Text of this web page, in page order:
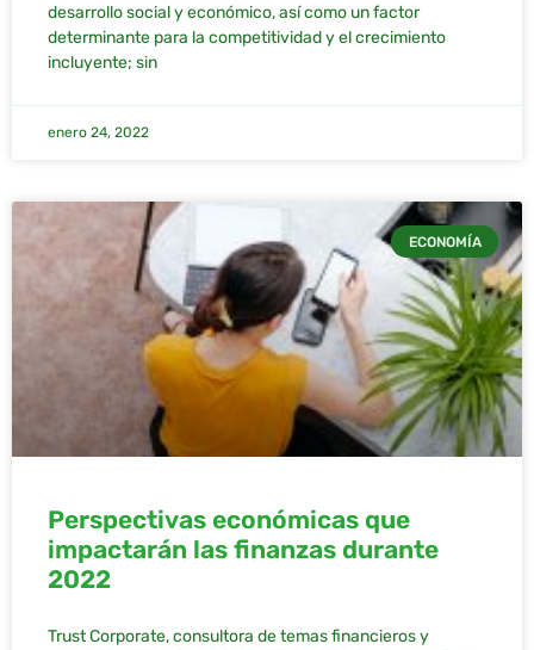
desarrollo social y económico, así como un factor
determinante para la competitividad y el crecimiento
incluyente; sin
enero 24, 2022
ECONOMÍA
Perspectivas económicas que
impactarán las finanzas durante
2022
Trust Corporate, consultora de temas financieros y